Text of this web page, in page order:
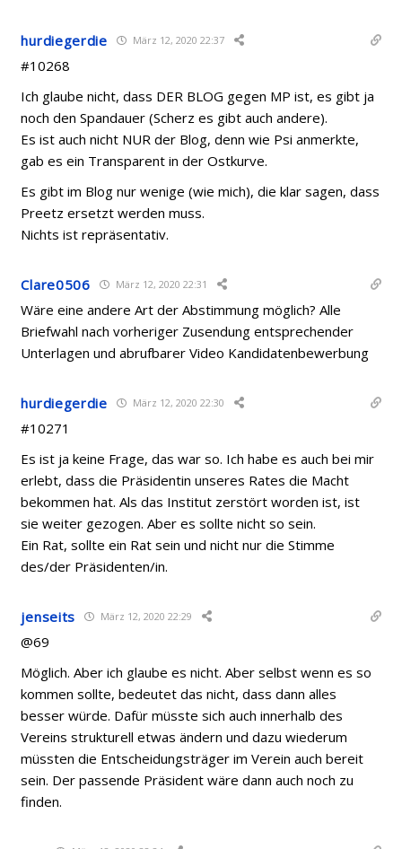
hurdiegerdie März 12, 2020 22:37
#10268
Ich glaube nicht, dass DER BLOG gegen MP ist, es gibt ja
noch den Spandauer (Scherz es gibt auch andere).
Es ist auch nicht NUR der Blog, denn wie Psi anmerkte,
gab es ein Transparent in der Ostkurve.
Es gibt im Blog nur wenige (wie mich), die klar sagen, dass
Preetz ersetzt werden muss.
Nichts ist repräsentativ.
Clare0506 März 12, 2020 22:31
Wäre eine andere Art der Abstimmung möglich? Alle
Briefwahl nach vorheriger Zusendung entsprechender
Unterlagen und abrufbarer Video Kandidatenbewerbung
hurdiegerdie März 12, 2020 22:30
#10271
Es ist ja keine Frage, das war so. Ich habe es auch bei mir
erlebt, dass die Präsidentin unseres Rates die Macht
bekommen hat. Als das Institut zerstört worden ist, ist
sie weiter gezogen. Aber es sollte nicht so sein.
Ein Rat, sollte ein Rat sein und nicht nur die Stimme
des/der Präsidenten/in.
jenseits März 12, 2020 22:29
@69
Möglich. Aber ich glaube es nicht. Aber selbst wenn es so
kommen sollte, bedeutet das nicht, dass dann alles
besser würde. Dafür müsste sich auch innerhalb des
Vereins strukturell etwas ändern und dazu wiederum
müssten die Entscheidungsträger im Verein auch bereit
sein. Der passende Präsident wäre dann auch noch zu
finden.